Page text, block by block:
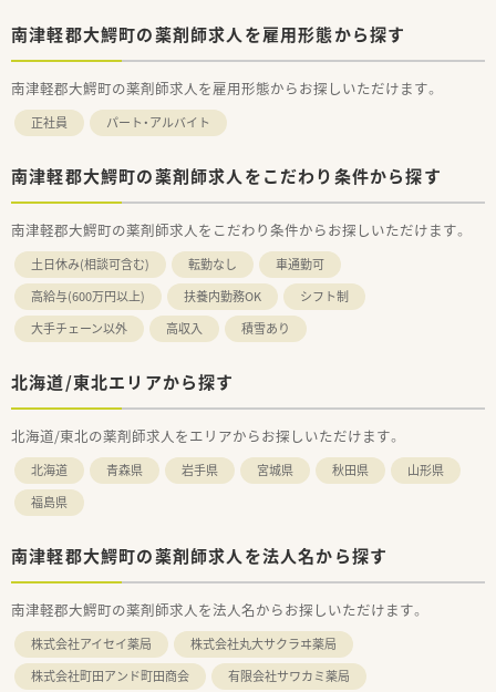
南津軽郡大鰐町の薬剤師求人を雇用形態から探す
南津軽郡大鰐町の薬剤師求人を雇用形態からお探しいただけます。
正社員 パート・アルバイト
南津軽郡大鰐町の薬剤師求人をこだわり条件から探す
南津軽郡大鰐町の薬剤師求人をこだわり条件からお探しいただけます。
土日休み(相談可含む) 転勤なし
車通勤可
高給与(600万円以上)
扶養内勤務OK
シフト制
大手チェーン以外
高収入 積雪あり
北海道/東北エリアから探す
北海道/東北の薬剤師求人をエリアからお探しいただけます。
北海道 青森県 岩手県 宮城県 秋田県
山形県
福島県
南津軽郡大鰐町の薬剤師求人を法人名から探す
南津軽郡大鰐町の薬剤師求人を法人名からお探しいただけます。
株式会社アイセイ薬局
株式会社丸大サクラヰ薬局
株式会社町田アンド町田商会
有限会社サワカミ薬局